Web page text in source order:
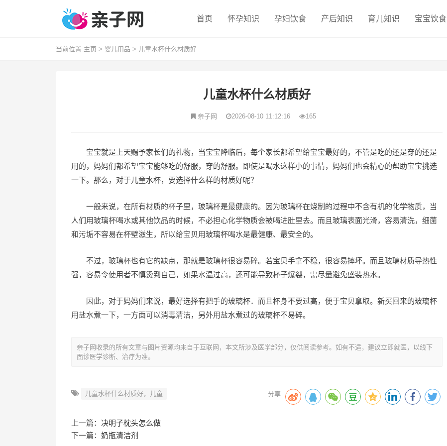
首页 怀孕知识 孕妇饮食 产后知识 育儿知识 宝宝饮食
当前位置:主页 > 婴儿用品 > 儿童水杯什么材质好
儿童水杯什么材质好
亲子网 2026-08-10 11:12:16 165
宝宝就是上天赐予家长们的礼物，当宝宝降临后，每个家长都希望给宝宝最好的，不管是吃的还是穿的还是
用的，妈妈们都希望宝宝能够吃的舒服，穿的舒服。即使是喝水这样小的事情，妈妈们也会精心的帮助宝宝挑选
一下。那么，对于儿童水杯，要选择什么样的材质好呢？
一般来说，在所有材质的杯子里，玻璃杯是最健康的。因为玻璃杯在烧制的过程中不含有机的化学物质，当
人们用玻璃杯喝水或其他饮品的时候，不必担心化学物质会被喝进肚里去。而且玻璃表面光滑，容易清洗，细菌
和污垢不容易在杯壁滋生，所以给宝贝用玻璃杯喝水是最健康、最安全的。
不过，玻璃杯也有它的缺点，那就是玻璃杯很容易碎。若宝贝手拿不稳，很容易摔坏。而且玻璃材质导热性
强，容易令使用者不慎烫到自己，如果水温过高，还可能导致杯子爆裂，需尽量避免盛装热水。
因此，对于妈妈们来说，最好选择有把手的玻璃杯．而且杯身不要过高，便于宝贝拿取。新买回来的玻璃杯
用盐水煮一下，一方面可以消毒清洁，另外用盐水煮过的玻璃杯不易碎。
亲子网收录的所有文章与图片资源均来自于互联网，本文所涉及医学部分，仅供阅读参考。如有不适，建议立即就医，以线下
面诊医学诊断、治疗为准。
儿童水杯什么材质好，儿童
上一篇： 决明子枕头怎么做
下一篇： 奶瓶清洁剂